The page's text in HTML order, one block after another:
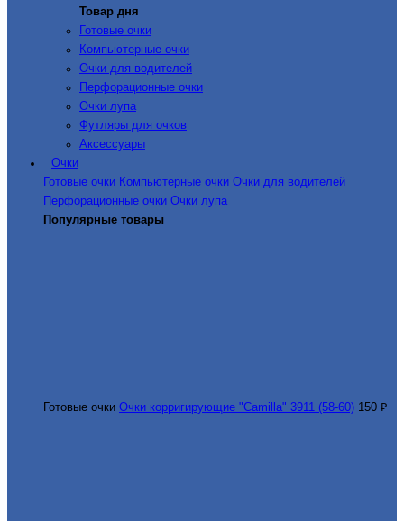
Товар дня
Готовые очки
Компьютерные очки
Очки для водителей
Перфорационные очки
Очки лупа
Футляры для очков
Аксессуары
Очки
Готовые очки Компьютерные очки Очки для водителей
Перфорационные очки Очки лупа
Популярные товары
Готовые очки Очки корригирующие "Camilla" 3911 (58-60) 150 ₽